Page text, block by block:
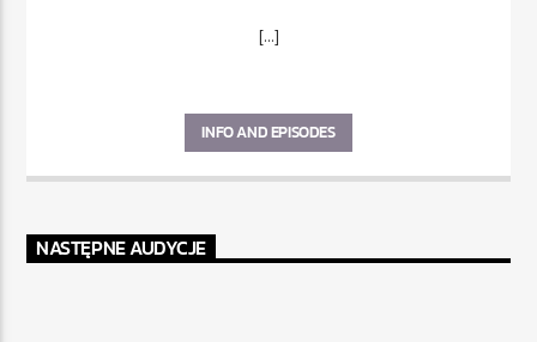
[...]
INFO AND EPISODES
NASTĘPNE AUDYCJE